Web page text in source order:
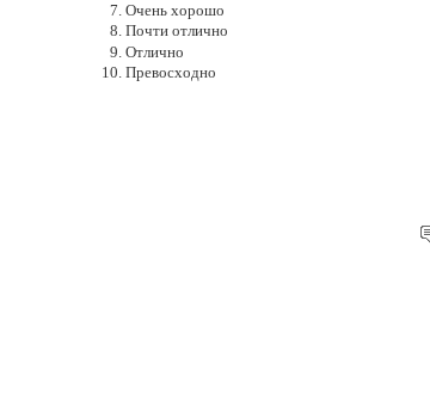
Очень хорошо
Почти отлично
Отлично
Превосходно